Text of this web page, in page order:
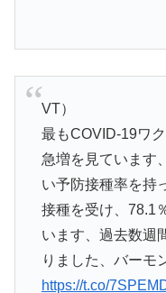
VT）
最もCOVID-19ワ
急増を見ています
い予防接種率を持
接種を受け、78.1
います、過去数週
りました、バーモ
https://t.co/